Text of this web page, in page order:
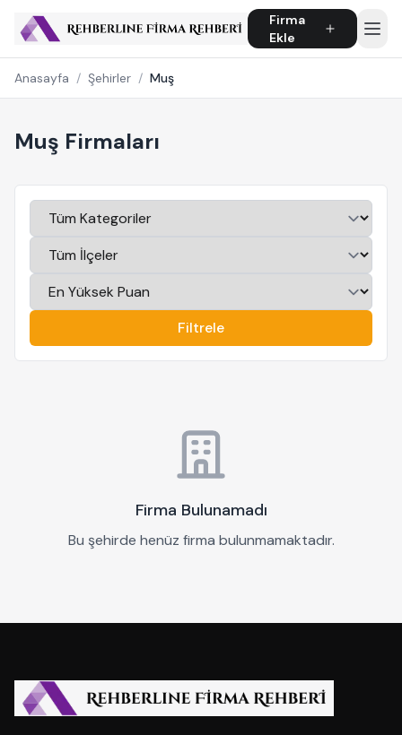
Firma
Ekle
Anasayfa / Şehirler / Muş
Muş Firmaları
Filtrele
Firma Bulunamadı
Bu şehirde henüz firma bulunmamaktadır.